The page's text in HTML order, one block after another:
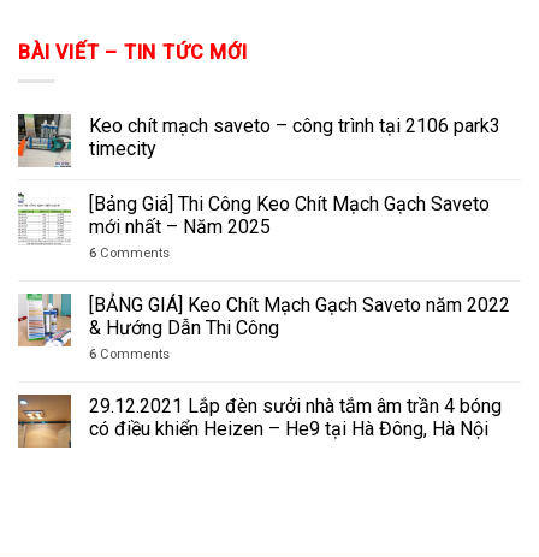
BÀI VIẾT – TIN TỨC MỚI
Keo chít mạch saveto – công trình tại 2106 park3
timecity
[Bảng Giá] Thi Công Keo Chít Mạch Gạch Saveto
mới nhất – Năm 2025
6 Comments
[BẢNG GIÁ] Keo Chít Mạch Gạch Saveto năm 2022
& Hướng Dẫn Thi Công
6 Comments
29.12.2021 Lắp đèn sưởi nhà tắm âm trần 4 bóng
có điều khiển Heizen – He9 tại Hà Đông, Hà Nội